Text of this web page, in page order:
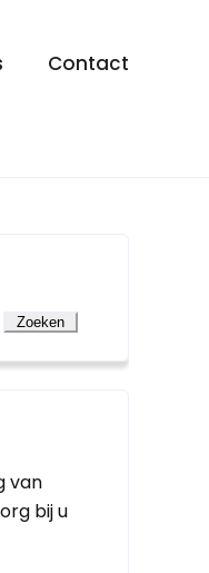
Contact
Zoeken
van
bij u